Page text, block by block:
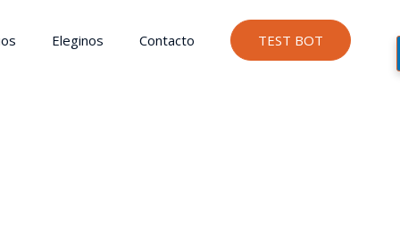
Eleginos Contacto TEST BOT